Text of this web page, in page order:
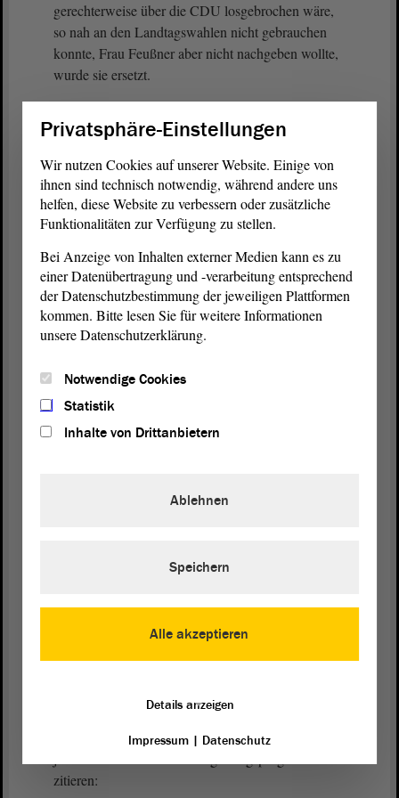
gerechterweise über die CDU losgebrochen wäre,
so nah an den Landtagswahlen nicht gebrauchen
konnte, Frau Feußner aber nicht nachgeben wollte,
wurde sie ersetzt.
Rankings in den Bereichen Ausgabenpriorisierung,
Inputeffizienz, Zeiteffizienz und
Arbeitsmarktorientierung sprechen, in denen
Sachsen-Anhalt überall auf den unteren Plätzen
rangiert. Außerdem könnte man über die
Leistungserhebungen sprechen, bspw. des IQB-
Bildungstrends, der PISA-Studie, der TIMSS- oder
der IGLU-Studie, aber all das ist für den Bürger vor
Ort letztlich müßiges Zahlenwerk, welches in seiner
akut nicht stimmt. Das aber wissen wir bereits seit
Zahlen und Statistiken langweilen und keine
penible Auflistung darbieten dessen, was man als
ertragen muss. Das werden andere Fraktionen nach
Es gibt bei dem Leiden, welches skizziert worden
eine Problem, sondern ein Amalgam von
Problemen, welche ihn sprichwörtlich erdrosseln
überlegen können, als meine Landespartei mit ihrer
Weisheit bereits zusammengetragen hat, möchte ich
zitieren:
Privatsphäre-Einstellungen
Wir nutzen Cookies auf unserer Website. Einige von
ihnen sind technisch notwendig, während andere uns
helfen, diese Website zu verbessern oder zusätzliche
Funktionalitäten zur Verfügung zu stellen.
Bei Anzeige von Inhalten externer Medien kann es zu
einer Datenübertragung und -verarbeitung entsprechend
der Datenschutzbestimmung der jeweiligen Plattformen
kommen. Bitte lesen Sie für weitere Informationen
unsere Datenschutzerklärung.
Notwendige Cookies
Statistik
Inhalte von Drittanbietern
Alle akzeptieren
Ablehnen
Speichern
Details anzeigen
Impressum| Datenschutz